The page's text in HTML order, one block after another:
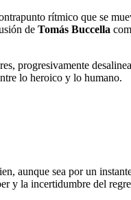
rítmico que se
de Tomás Buccella
progresivamente
lo heroico y lo humano.
aunque sea por un
y la incertidumbre del